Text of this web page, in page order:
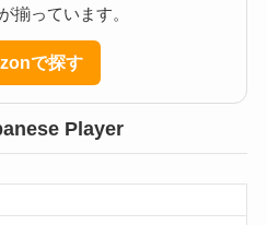
揃っています。
で探す
Player